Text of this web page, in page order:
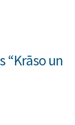
“Krāso un